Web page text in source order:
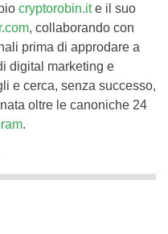
cryptorobin.it e il suo
, collaborando con
prima di approdare a
digital marketing e
e cerca, senza successo,
oltre le canoniche 24
.